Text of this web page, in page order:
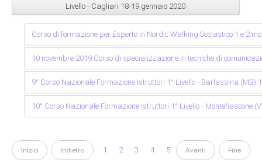
Livello - Cagliari 18-19 gennaio 2020
Corso di formazione per Esperto in Nordic Walking Scolastico 1 e 2
10 novembre 2019 Corso di specializzazione in tecniche di
9° Corso Nazionale Formazione istruttori 1° Livello - Barlassina (MB)
10° Corso Nazionale Formazione istruttori 1° Livello - Montefiascone
Inizio Indietro 1 2 3 4 5 Avanti Fine